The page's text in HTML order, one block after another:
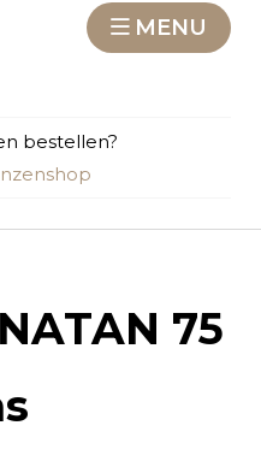
MENU
bestellen?
75